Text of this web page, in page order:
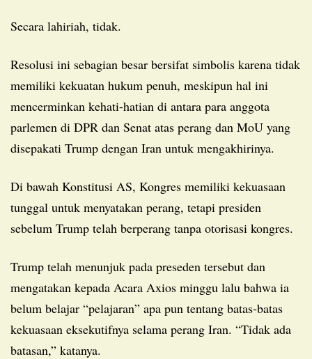
Secara lahiriah, tidak.
Resolusi ini sebagian besar bersifat simbolis karena tidak
memiliki kekuatan hukum penuh, meskipun hal ini
mencerminkan kehati-hatian di antara para anggota
parlemen di DPR dan Senat atas perang dan MoU yang
disepakati Trump dengan Iran untuk mengakhirinya.
Di bawah Konstitusi AS, Kongres memiliki kekuasaan
tunggal untuk menyatakan perang, tetapi presiden
sebelum Trump telah berperang tanpa otorisasi kongres.
Trump telah menunjuk pada preseden tersebut dan
mengatakan kepada Acara Axios minggu lalu bahwa ia
belum belajar “pelajaran” apa pun tentang batas-batas
kekuasaan eksekutifnya selama perang Iran. “Tidak ada
batasan,” katanya.